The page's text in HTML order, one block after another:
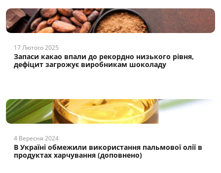
17 Лютого 2025
Запаси какао впали до рекордно низького рівня,
дефіцит загрожує виробникам шоколаду
4 Вересня 2024
В Україні обмежили використання пальмової олії в
продуктах харчування (доповнено)